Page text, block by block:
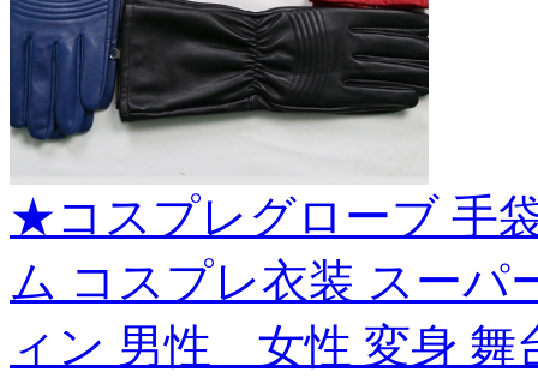
★コスプレグローブ 手
ム コスプレ衣装 スーパ
ィン 男性 女性 変身 舞